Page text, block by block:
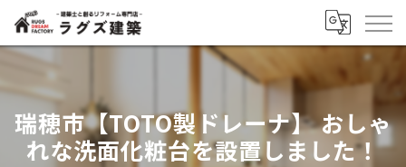
瑞穂市【TOTO製ドレーナ】 おしゃ
れな洗面化粧台を設置しました！